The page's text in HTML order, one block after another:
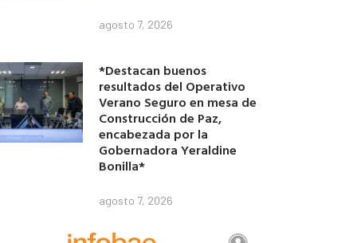
agosto 7, 2026
*Destacan buenos
resultados del Operativo
Verano Seguro en mesa de
Construcción de Paz,
encabezada por la
Gobernadora Yeraldine
Bonilla*
agosto 7, 2026